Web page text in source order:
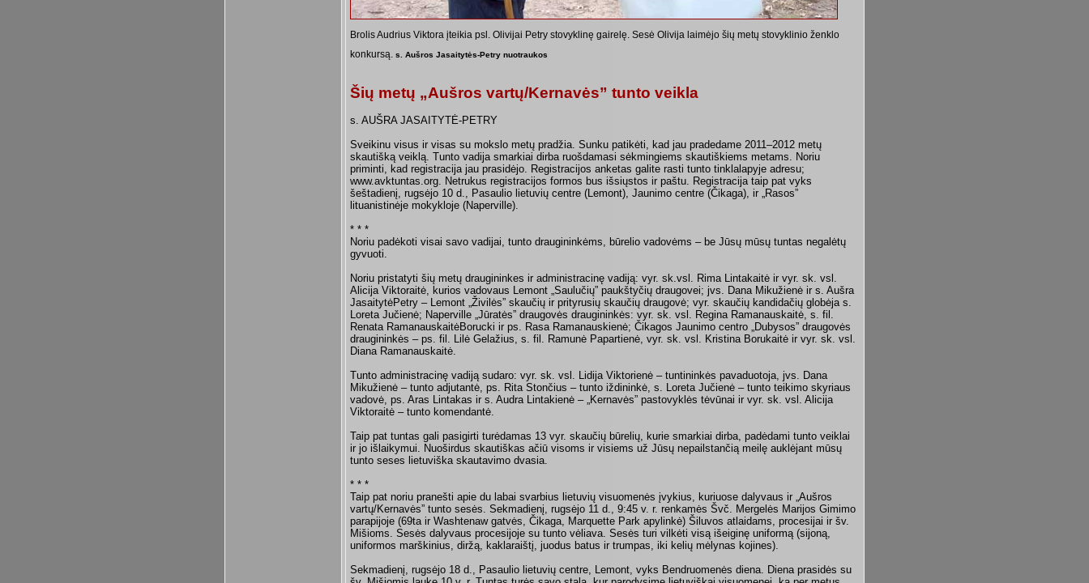
Brolis Audrius Viktora įteikia psl. Olivijai Petry stovyklinę gairelę. Sesė Olivija laimėjo šių metų stovyklinio ženklo
konkursą. s. Aušros Jasaitytės-Petry nuotraukos
Šių metų „Aušros vartų/Kernavės” tunto veikla
s. AUŠRA JASAITYTĖ-PETRY
Sveikinu visus ir visas su mokslo metų pradžia. Sunku patikėti, kad jau pradedame 2011–2012 metų
skautišką veiklą. Tunto vadija smarkiai dirba ruošdamasi sėkmingiems skautiškiems metams. Noriu
priminti, kad registracija jau prasidėjo. Registracijos anketas galite rasti tunto tinklalapyje adresu;
www.avktuntas.org. Netrukus registracijos formos bus išsiųstos ir paštu. Registracija taip pat vyks
šeštadienį, rugsėjo 10 d., Pasaulio lietuvių centre (Lemont), Jaunimo centre (Čikaga), ir „Rasos”
lituanistinėje mokykloje (Naperville).
* * *
Noriu padėkoti visai savo vadijai, tunto draugininkėms, būrelio vadovėms – be Jūsų mūsų tuntas negalėtų
gyvuoti.
Noriu pristatyti šių metų draugininkes ir administracinę vadiją: vyr. sk.vsl. Rima Lintakaitė ir vyr. sk. vsl.
Alicija Viktoraitė, kurios vadovaus Lemont „Saulučių” paukštyčių draugovei; jvs. Dana Mikužienė ir s. Aušra
JasaitytėPetry – Lemont „Živilės” skaučių ir prityrusių skaučių draugovė; vyr. skaučių kandidačių globėja s.
Loreta Jučienė; Naperville „Jūratės” draugovės draugininkės: vyr. sk. vsl. Regina Ramanauskaitė, s. fil.
Renata RamanauskaitėBorucki ir ps. Rasa Ramanauskienė; Čikagos Jaunimo centro „Dubysos” draugovės
draugininkės – ps. fil. Lilė Gelažius, s. fil. Ramunė Papartienė, vyr. sk. vsl. Kristina Borukaitė ir vyr. sk. vsl.
Diana Ramanauskaitė.
Tunto administracinę vadiją sudaro: vyr. sk. vsl. Lidija Viktorienė – tuntininkės pavaduotoja, jvs. Dana
Mikužienė – tunto adjutantė, ps. Rita Stončius – tunto iždininkė, s. Loreta Jučienė – tunto teikimo skyriaus
vadovė, ps. Aras Lintakas ir s. Audra Lintakienė – „Kernavės” pastovyklės tėvūnai ir vyr. sk. vsl. Alicija
Viktoraitė – tunto komendantė.
Taip pat tuntas gali pasigirti turėdamas 13 vyr. skaučių būrelių, kurie smarkiai dirba, padėdami tunto veiklai
ir jo išlaikymui. Nuoširdus skautiškas ačiū visoms ir visiems už Jūsų nepailstančią meilę auklėjant mūsų
tunto seses lietuviška skautavimo dvasia.
* * *
Taip pat noriu pranešti apie du labai svarbius lietuvių visuomenės įvykius, kuriuose dalyvaus ir „Aušros
vartų/Kernavės” tunto sesės. Sekmadienį, rugsėjo 11 d., 9:45 v. r. renkamės Švč. Mergelės Marijos Gimimo
parapijoje (69ta ir Washtenaw gatvės, Čikaga, Marquette Park apylinkė) Šiluvos atlaidams, procesijai ir šv.
Mišioms. Sesės dalyvaus procesijoje su tunto vėliava. Sesės turi vilkėti visą išeiginę uniformą (sijoną,
uniformos marškinius, diržą, kaklaraištį, juodus batus ir trumpas, iki kelių mėlynas kojines).
Sekmadienį, rugsėjo 18 d., Pasaulio lietuvių centre, Lemont, vyks Bendruomenės diena. Diena prasidės su